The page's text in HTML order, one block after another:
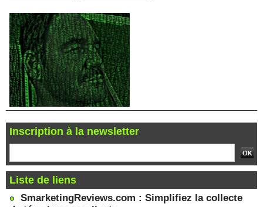
Inscription à la newsletter
Liste de liens
SmarketingReviews.com : Simplifiez la collecte